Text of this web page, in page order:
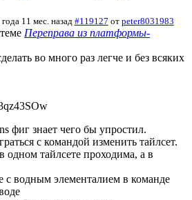
года 11 мес. назад #119127 от peter8031983
Переправа из платформы-
во много раз легче и без всяких
фиг знает чего бы упростил.
с командой изменить тайлсет.
одном тайлсете проходима, а в
с водным элементалием в команде